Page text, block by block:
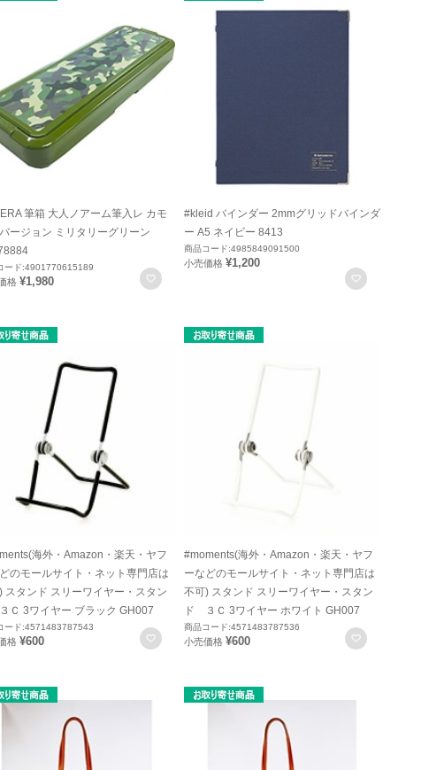
りに登録
筆箱 大人ノアーム筆入レ カモ
ージョン ミリタリーグリーン
ード:4901770615189
格 ¥1,980 お気に入りに登録
#kleid バインダー 2mmグリッドバインダ
ー A5 ネイビー 8413
商品コード:4985849091500
小売価格 ¥1,200
りに登録
海外・Amazon・楽天・ヤフ
のモールサイト・ネット専門店は
スタンド スリーワイヤー・スタン
Ｃ 3ワイヤー ブラック GH007
ード:4571483787543
格 ¥600 お気に入りに登録
#moments(海外・Amazon・楽天・ヤフ
ーなどのモールサイト・ネット専門店は
不可) スタンド スリーワイヤー・スタン
ド ３Ｃ 3ワイヤー ホワイト GH007
商品コード:4571483787536
小売価格 ¥600